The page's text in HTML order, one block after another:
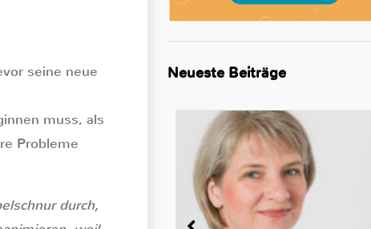
seine neue
muss, als
Probleme
durch,
Neueste Beiträge